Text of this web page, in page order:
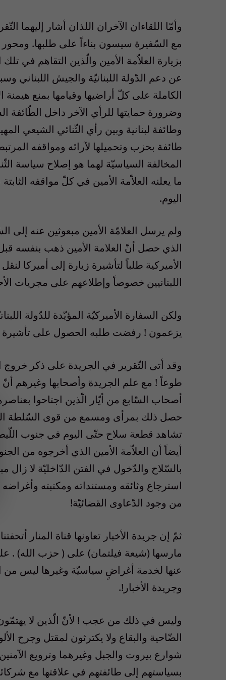
وأمّا اللقاءان الآخران اللذان أشار إليهما
مع السّفيرة سيسون بناءاً على طلبها.
بزيارة العلاّمة الأمين والّذين التقاهم في
عن دعم الدّولة اللبنانيّة والجيش
الكاملة على كلّ أراضيها وقيامها بمنع
وضرورة حمايتها للرأي الآخر داخل
وطائفة لبنانية وبين رأي الثّنائي الشيعي
طائفة بحزب وتحميلها لآرائه ومواقفه
المخالفة السياسيّة لهما هو إصلاح سياسة
ما يعلنه العلاّمة الأمين في كلّ مواقفه
اليوم.
ولم يرسل العلامّة الأمين مبعوثين عنه إلى
الذي حصل أنّ العلامة الأمين ذهب بنفسه
الأميركية طلباً لتأشيرة زيارة إلى أميركا
اللبنانيين خصوصاً وإطلاعهم على مجريات
ولكن السفارة الأميركيّة المؤيّدة للدّولة
يزعمون ! رفضت طلبه الحصول على تأشيرة
طوعاً ! مع علم الجريدة وأصحابها وغيرهم
أصحاب السّابع من أيّار الّذين اجتاحوا
حصل ذلك بمرأى ومسمع من قوى السّلطة
تشاهد قطعة سلاح حتّى اليوم في جنوب
أيضاً أن العلاّمة الأمين الذي أخرجوه من
بالسّلاح والدّخول في الفتن الدّاخليّة لا
استرجاع وثائقه ومستنداته ومكتبته
من وجود الدّعاوى القضائيّة!
ثمّ إن جريدة الأخبار تعاونها قناة المنار
مارسها (شيعة فيلتمان) على ( حزب الله) .
عنها لخدمة أغراضٍ سياسيّة وغيرها ليس من
وجريدة الأخبار!.
وليس في ذلك من عجب ! لأنّ الّذين لا
الضّاحية والبقاع ولا يكترثون لمقتل وجرح
شوارع بيروت والجبل وغيرهما وترويع
بسياستهم إلى طائفتهم في علاقتها مع